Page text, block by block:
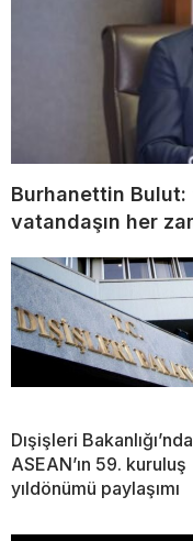
Burhanettin
vatandaşın her
Dışişleri
ASEAN’ın 59. kuruluş
yıldönümü paylaşımı